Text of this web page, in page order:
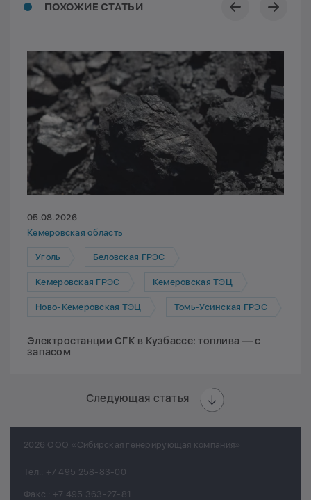
ПОХОЖИЕ СТАТЬИ
05.08.2026
Кемеровская область
Уголь Беловская ГРЭС
Кемеровская ГРЭС Кемеровская ТЭЦ
Ново-Кемеровская ТЭЦ Томь-Усинская ГРЭС
Электростанции СГК в Кузбассе: топлива — с
запасом
Следующая статья
2026 ООО «Сибирская генерирующая компания»
Тел.: +7 495 258-83-00
Факс.: +7 495 363-27-81